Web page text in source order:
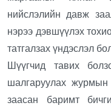
нийслэлийн давж
нэрээ дэвшүүлэх
татгалзах үндэслэл
Шүүгчид тавих
шалгаруулах
заасан баримт